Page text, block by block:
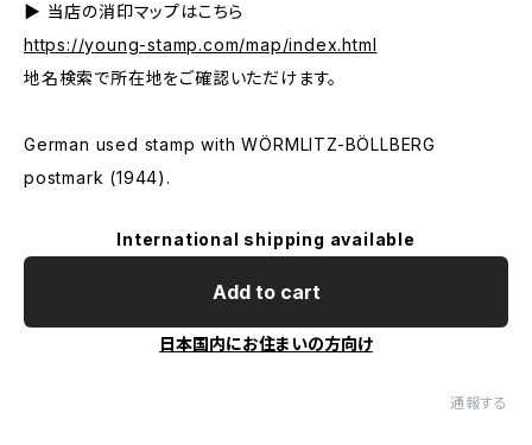
▶ 当店の消印マップはこちら
https://young-stamp.com/map/index.html
地名検索で所在地をご確認いただけます。
German used stamp with WÖRMLITZ-BÖLLBERG
postmark (1944).
International shipping available
Add to cart
日本国内にお住まいの方向け
通報する